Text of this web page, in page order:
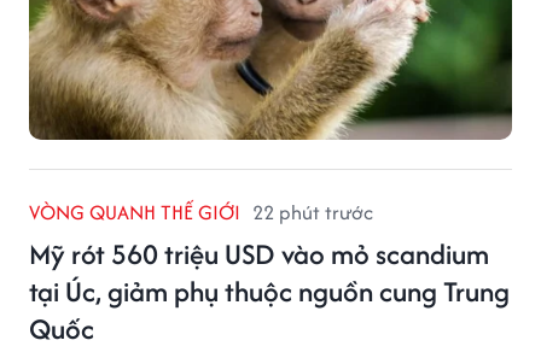
VÒNG QUANH THẾ GIỚI 22 phút trước
Mỹ rót 560 triệu USD vào mỏ scandium
tại Úc, giảm phụ thuộc nguồn cung Trung
Quốc